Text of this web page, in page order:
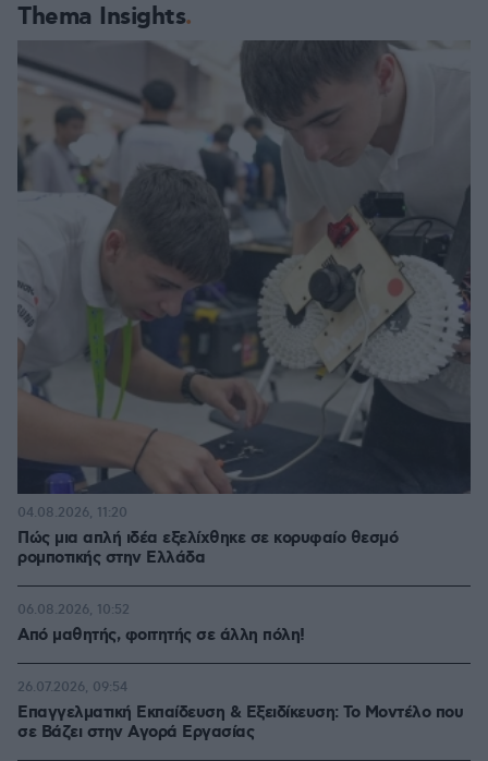
Thema Insights
Πώς μια απλή ιδέα εξελίχθηκε σε κορυφαίο θεσμό
ρομποτικής στην Ελλάδα
04.08.2026, 11:20
Από μαθητής, φοιτητής σε άλλη πόλη!
06.08.2026, 10:52
Επαγγελματική Εκπαίδευση & Εξειδίκευση: Το Mοντέλο που
σε Bάζει στην Aγορά Eργασίας
26.07.2026, 09:54